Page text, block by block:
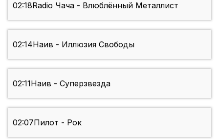
02:18Radio Чача - Влюблённый Металлист
02:14Наив - Иллюзия Свободы
02:11Наив - Суперзвезда
02:07Пилот - Рок